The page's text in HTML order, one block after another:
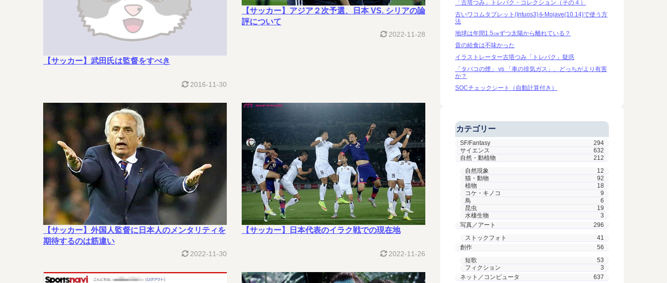
【サッカー】武田氏は監督をすべき
2016-11-30
【サッカー】アジア２次予選、日本 VS. シリアの論
評について
2022-11-28
【サッカー】外国人監督に日本人のメンタリティを
期待するのは筋違い
2022-11-30
【サッカー】日本代表のイラク戦での現在地
2022-11-26
「古塔つみ」トレパク・コレクション（その４）
古いワコムタブレット(Intuos3)をMojave(10.14)で使う方
法
地球は年間1.5㎝ずつ太陽から離れている？
昔の給食は不味かった
イラストレーター古塔つみ「トレパク」疑惑
「タバコの煙」 vs 「車の排気ガス」、どっちがより有害
か？
SOCチェックシート（自動計算付き）
カテゴリー
SF/Fantasy
294
サイエンス
632
自然・動植物
212
自然現象
12
猫・動物
92
植物
18
コケ・キノコ
9
鳥
6
昆虫
19
水棲生物
3
写真／アート
296
ストックフォト
41
創作
56
短歌
53
フィクション
3
ネット／コンピュータ
637